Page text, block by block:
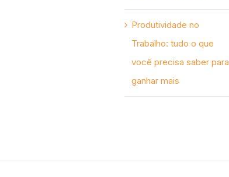
Produtividade no
Trabalho: tudo o que
você precisa saber para
ganhar mais